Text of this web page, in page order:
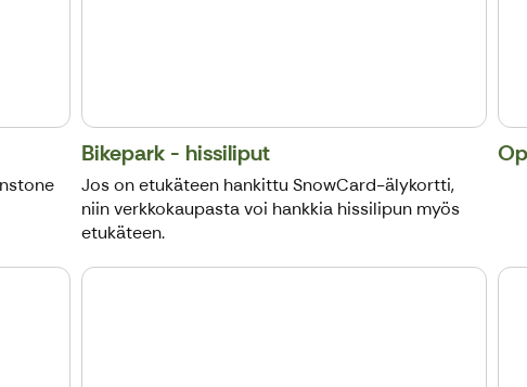
Bikepark - hissiliput
Jos on etukäteen hankittu SnowCard-älykortti,
niin verkkokaupasta voi hankkia hissilipun myös
etukäteen.